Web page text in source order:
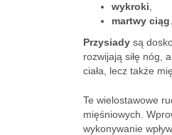
wykroki
martwy ciąg
Przysiady są
rozwijają siłę nóg,
ciała, lecz także
Te wielostawowe
mięśniowych.
wykonywanie